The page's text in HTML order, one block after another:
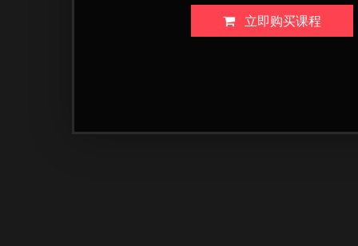
立即购买课程